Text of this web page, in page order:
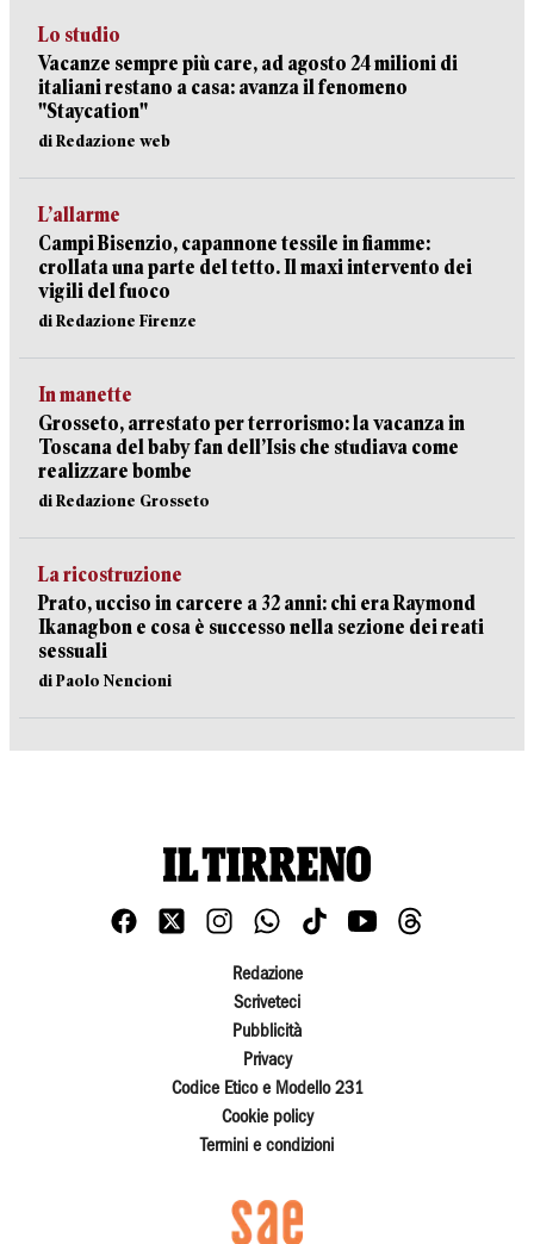
Lo studio
Vacanze sempre più care, ad agosto 24 milioni di
italiani restano a casa: avanza il fenomeno
"Staycation"
di Redazione web
L’allarme
Campi Bisenzio, capannone tessile in fiamme:
crollata una parte del tetto. Il maxi intervento dei
vigili del fuoco
di Redazione Firenze
In manette
Grosseto, arrestato per terrorismo: la vacanza in
Toscana del baby fan dell’Isis che studiava come
realizzare bombe
di Redazione Grosseto
La ricostruzione
Prato, ucciso in carcere a 32 anni: chi era Raymond
Ikanagbon e cosa è successo nella sezione dei reati
sessuali
di Paolo Nencioni
Redazione
Scriveteci
Pubblicità
Privacy
Codice Etico e Modello 231
Cookie policy
Termini e condizioni